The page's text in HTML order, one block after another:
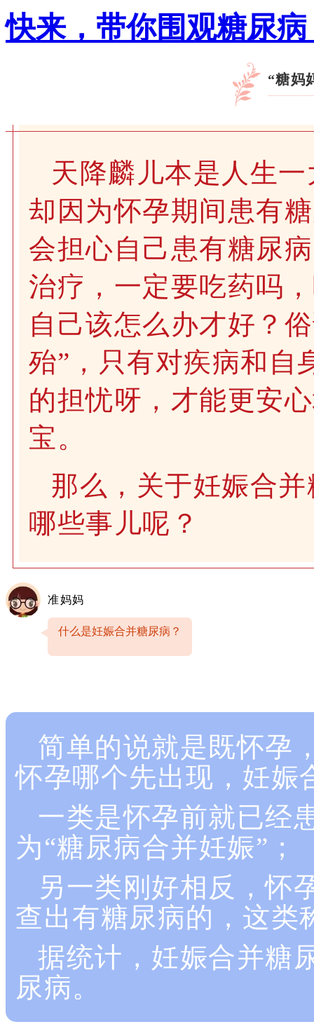
快来，带你围观糖尿
“糖妈
天降麟儿本是人生
却因为怀孕期间患有
会担心自己患有糖尿
治疗，一定要吃药吗
自己该怎么办才好？
殆”，只有对疾病和自
的担忧呀，才能更安
宝。
那么，关于妊娠合
哪些事儿呢？
准妈妈
什么是妊娠合并糖尿病？
简单的说就是既怀孕
怀孕哪个先出现，妊娠
一类是怀孕前就已经
为“糖尿病合并妊娠”；
另一类刚好相反，怀
查出有糖尿病的，这类
据统计，妊娠合并糖
尿病。